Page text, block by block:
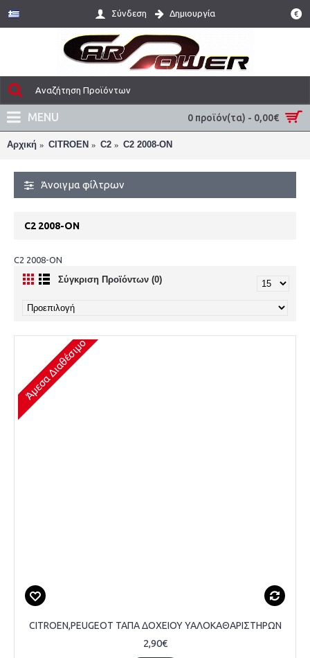
€
Σύνδεση Δημιουργία
0 προϊόν(τα) - 0,00€
MENU
Αρχική CITROEN C2 C2 2008-ON
Άνοιγμα φίλτρων
C2 2008-ON
C2 2008-ON
Σύγκριση Προϊόντων (0)
Άμεσα Διαθέσιμο
CITROEN,PEUGEOT ΤΑΠΑ ΔΟΧΕΙΟΥ ΥΑΛΟΚΑΘΑΡΙΣΤΗΡΩΝ
2,90€